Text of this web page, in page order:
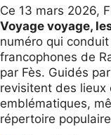
Ce 13 mars 2026,
Voyage voyage,
numéro qui
francophones de
par Fès. Guidés
revisitent des lieux
emblématiques,
répertoire